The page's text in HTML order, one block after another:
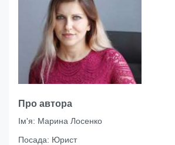
Про автора
Ім'я: Марина Лосенко
Посада: Юрист